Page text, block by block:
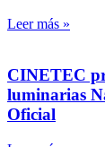
Leer más »
CINETEC
luminarias
Oficial